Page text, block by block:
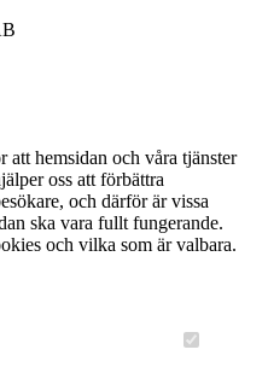
hemsidan och våra tjänster
oss att förbättra
och därför är vissa
ska vara fullt fungerande.
och vilka som är valbara.